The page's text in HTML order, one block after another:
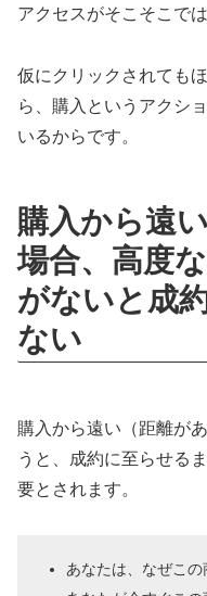
アクセスがそこそこで
仮にクリックされても
ら、購入というアクシ
いるからです。
購入から遠
場合、高度
がないと成
ない
購入から遠い（距離が
うと、成約に至らせる
要とされます。
あなたは、なぜこ